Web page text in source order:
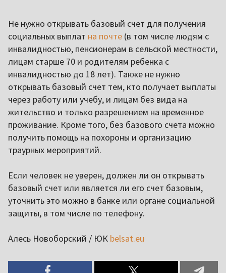
Не нужно открывать базовый счет для получения
социальных выплат на почте (в том числе людям с
инвалидностью, пенсионерам в сельской местности,
лицам старше 70 и родителям ребенка с
инвалидностью до 18 лет). Также не нужно
открывать базовый счет тем, кто получает выплаты
через работу или учебу, и лицам без вида на
жительство и только разрешением на временное
проживание. Кроме того, без базового счета можно
получить помощь на похороны и организацию
траурных мероприятий.
Если человек не уверен, должен ли он открывать
базовый счет или является ли его счет базовым,
уточнить это можно в банке или органе социальной
защиты, в том числе по телефону.
Алесь Новоборский / ЮК belsat.eu